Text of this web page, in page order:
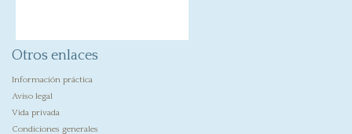
Otros enlaces
Información práctica
Aviso legal
Vida privada
Condiciones generales